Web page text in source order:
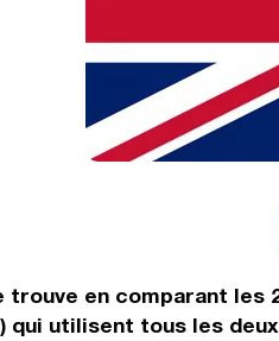
en comparant
qui utilisent tous les